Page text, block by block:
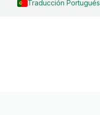
Traducción Portugués